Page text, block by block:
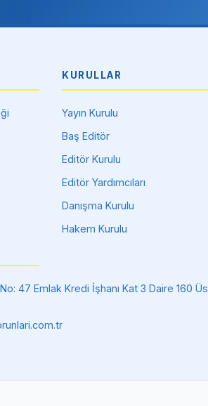
KURULLAR
Yayın Kurulu
Baş Editör
Editör Kurulu
Editör Yardımcıları
Danışma Kurulu
Hakem Kurulu
47 Emlak Kredi İşhanı Kat 3 Daire 160